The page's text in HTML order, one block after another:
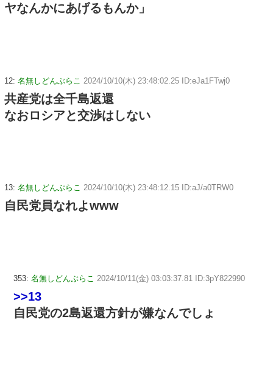
ヤなんかにあげるもんか」
12: 名無しどんぶらこ 2024/10/10(木) 23:48:02.25 ID:eJa1FTwj0
共産党は全千島返還
なおロシアと交渉はしない
13: 名無しどんぶらこ 2024/10/10(木) 23:48:12.15 ID:aJ/a0TRW0
自民党員なれよwww
353: 名無しどんぶらこ 2024/10/11(金) 03:03:37.81 ID:3pY822990
>>13
自民党の2島返還方針が嫌なんでしょ